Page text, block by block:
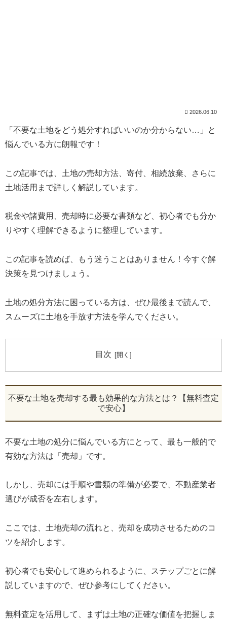
2026.06.10
「不要な土地をどう処分すればいいのか分からない…」と
悩んでいる方に朗報です！
この記事では、土地の売却方法、寄付、相続放棄、さらに
土地活用まで詳しく解説しています。
税金や諸費用、売却時に必要な書類など、初心者でも分か
りやすく理解できるように整理しています。
この記事を読めば、もう迷うことはありません！今すぐ解
決策を見つけましょう。
土地の処分方法に困っている方は、ぜひ最後まで読んで、
スムーズに土地を手放す方法を学んでください。
目次
不要な土地を売却する最も効果的な方法とは？【無料査定
で安心】
不要な土地の処分に悩んでいる方にとって、最も一般的で
有効な方法は「売却」です。
しかし、売却には手順や書類の準備が必要で、不動産業者
選びが成否を左右します。
ここでは、土地売却の流れと、売却を成功させるためのコ
ツを紹介します。
初心者でも安心して進められるように、ステップごとに解
説していますので、ぜひ参考にしてください。
無料査定を活用して、まずは土地の正確な価値を把握しま